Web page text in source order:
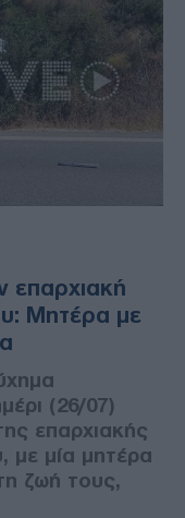
επαρχιακή
Μητέρα με
(26/07)
επαρχιακής
με μία μητέρα
ζωή τους,